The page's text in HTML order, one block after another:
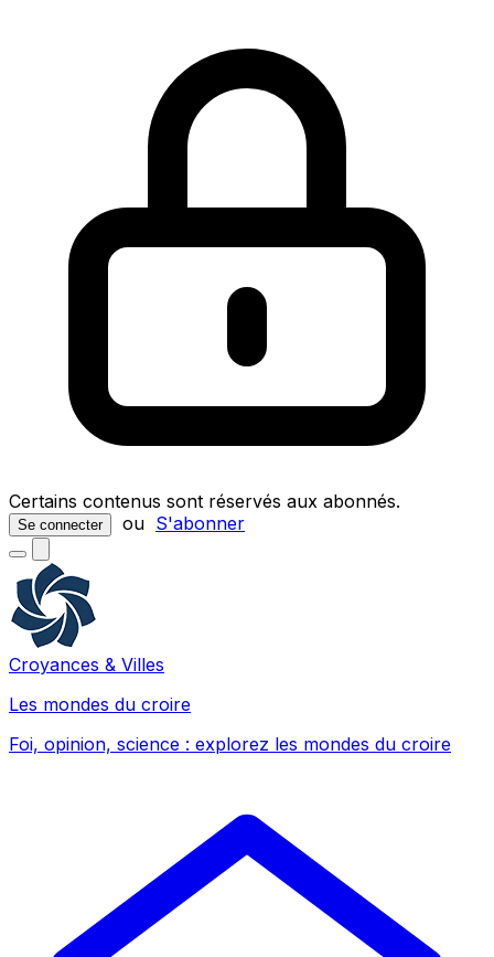
Certains contenus sont réservés aux abonnés.
Se connecter ou S'abonner
Croyances & Villes
Les mondes du croire
Foi, opinion, science : explorez les mondes du croire